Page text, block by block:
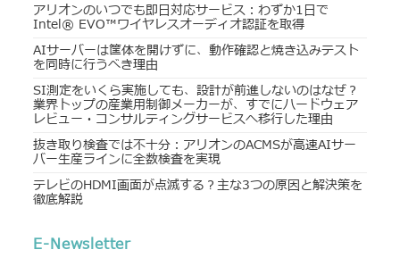
アリオンのいつでも即日対応サービス：わずか1日で
Intel® EVO™ワイヤレスオーディオ認証を取得
AIサーバーは筐体を開けずに、動作確認と焼き込みテスト
を同時に行うべき理由
SI測定をいくら実施しても、設計が前進しないのはなぜ？
業界トップの産業用制御メーカーが、すでにハードウェア
レビュー・コンサルティングサービスへ移行した理由
抜き取り検査では不十分：アリオンのACMSが高速AIサー
バー生産ラインに全数検査を実現
テレビのHDMI画面が点滅する？主な3つの原因と解決策を
徹底解説
E-Newsletter